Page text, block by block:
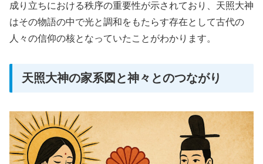
成り立ちにおける秩序の重要性が示されており、天照大神
はその物語の中で光と調和をもたらす存在として古代の
人々の信仰の核となっていたことがわかります。
天照大神の家系図と神々とのつながり